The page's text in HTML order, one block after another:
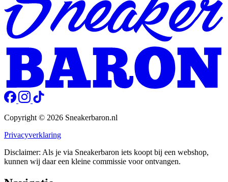
Copyright © 2026 Sneakerbaron.nl
Privacyverklaring
Disclaimer: Als je via Sneakerbaron iets koopt bij een webshop,
kunnen wij daar een kleine commissie voor ontvangen.